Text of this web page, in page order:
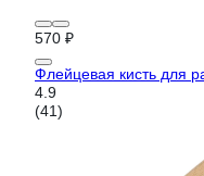
570 ₽
Флейцевая кисть для
4.9
(41)